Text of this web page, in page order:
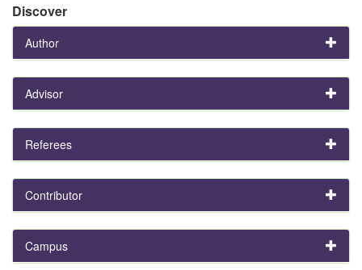
Discover
Author
Advisor
Referees
Contributor
Campus